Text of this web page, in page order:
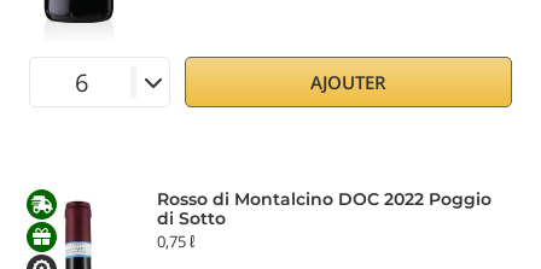
AJOUTER
Rosso di Montalcino DOC 2022 Poggio
di Sotto
0,75 ℓ